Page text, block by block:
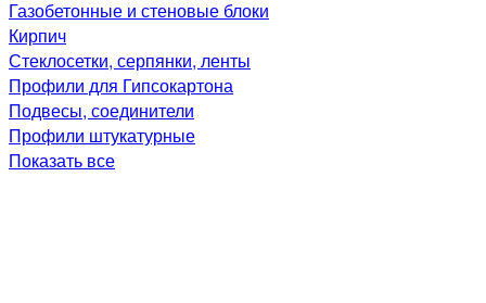
Газобетонные и стеновые блоки
Кирпич
Стеклосетки, серпянки, ленты
Профили для Гипсокартона
Подвесы, соединители
Профили штукатурные
Показать все